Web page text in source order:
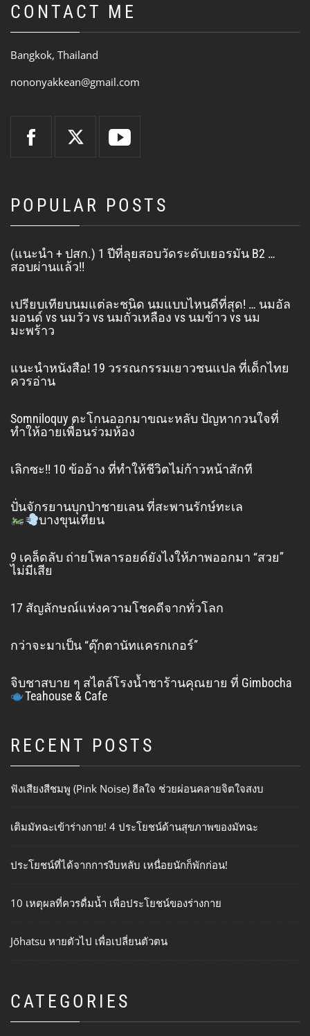
CONTACT ME
Bangkok, Thailand
nononyakkean@gmail.com
POPULAR POSTS
(แนะนำ + ปสก.) 1 ปีที่ลุยสอบวัดระดับเยอรมัน B2 …
สอบผ่านแล้ว!!
เปรียบเทียบนมแต่ละชนิด นมแบบไหนดีที่สุด! … นมอัล
มอนด์ vs นมวัว vs นมถั่วเหลือง vs นมข้าว vs นม
มะพร้าว
แนะนำหนังสือ! 19 วรรณกรรมเยาวชนแปล ที่เด็กไทย
ควรอ่าน
Somniloquy ตะโกนออกมาขณะหลับ ปัญหากวนใจที่
ทำให้อายเพื่อนร่วมห้อง
เลิกซะ!! 10 ข้ออ้าง ที่ทำให้ชีวิตไม่ก้าวหน้าสักที
ปั่นจักรยานบุกป่าชายเลน ที่สะพานรักษ์ทะเล
บางขุนเทียน
9 เคล็ดลับ ถ่ายโพลารอยด์ยังไงให้ภาพออกมา “สวย”
ไม่มีเสีย
17 สัญลักษณ์แห่งความโชคดีจากทั่วโลก
กว่าจะมาเป็น “ตุ๊กตานัทแครกเกอร์”
จิบชาสบาย ๆ สไตล์โรงน้ำชาร้านคุณยาย ที่ Gimbocha
Teahouse & Cafe
RECENT POSTS
ฟังเสียงสีชมพู (Pink Noise) ฮีลใจ ช่วยผ่อนคลายจิตใจสงบ
เติมมัทฉะเข้าร่างกาย! 4 ประโยชน์ด้านสุขภาพของมัทฉะ
ประโยชน์ที่ได้จากการงีบหลับ เหนื่อยนักก็พักก่อน!
10 เหตุผลที่ควรดื่มน้ำ เพื่อประโยชน์ของร่างกาย
Jōhatsu หายตัวไป เพื่อเปลี่ยนตัวตน
CATEGORIES